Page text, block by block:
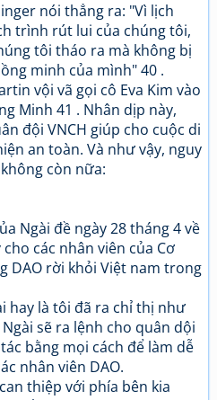
nói thẳng ra: "Vì lịch
trình rút lui của chúng tôi,
tôi tháo ra mà không bị
minh của mình" 40 .
vội vã gọi cô Eva Kim vào
Minh 41 . Nhân dịp này,
đội VNCH giúp cho cuộc di
an toàn. Và như vậy, nguy
còn nữa:
Ngài đề ngày 28 tháng 4 về
các nhân viên của Cơ
DAO rời khỏi Việt nam trong
hay là tôi đã ra chỉ thị như
sẽ ra lệnh cho quân dội
bằng mọi cách để làm dễ
nhân viên DAO.
thiệp với phía bên kia